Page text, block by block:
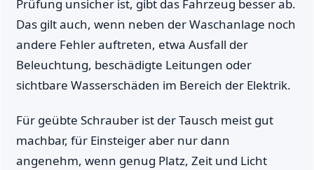
Prüfung unsicher ist, gibt das Fahrzeug besser ab.
Das gilt auch, wenn neben der Waschanlage noch
andere Fehler auftreten, etwa Ausfall der
Beleuchtung, beschädigte Leitungen oder
sichtbare Wasserschäden im Bereich der Elektrik.
Für geübte Schrauber ist der Tausch meist gut
machbar, für Einsteiger aber nur dann
angenehm, wenn genug Platz, Zeit und Licht